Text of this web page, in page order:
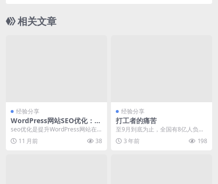
相关文章
经验分享
WordPress网站SEO优化：如
何提升百度排名与网站流量
seo优化是提升WordPress网站在
搜索引擎中排名的关键手段。本文
将基于全网...
11 月前 38
经验分享
打工者的痛苦
至9月到底为止，全国有8亿人负
债。负债也没什么，有持续收入能
还的，都是小事。然而...
3 年前 198